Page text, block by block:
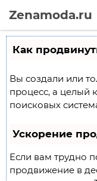
Zenamoda.ru
Как
Вы создали или
процесс, а целый
поисковых
Ускорение
Если вам трудно
продвижение в